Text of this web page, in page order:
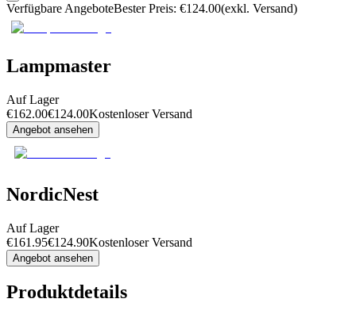
Verfügbare AngeboteBester Preis: €124.00(exkl. Versand)
Lampmaster
Auf Lager
€162.00€124.00Kostenloser Versand
Angebot ansehen
NordicNest
Auf Lager
€161.95€124.90Kostenloser Versand
Angebot ansehen
Produktdetails